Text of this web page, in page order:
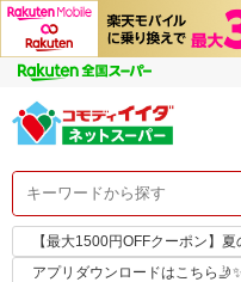
【最大1500円OFFクーポン】
アプリダウンロードはこちら